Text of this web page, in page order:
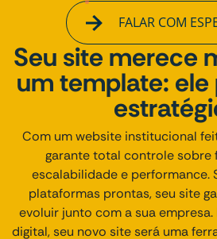
FALAR COM
Seu site merece
um template: ele
Com um website institucional
garante total controle sobre
escalabilidade e performance.
plataformas prontas, seu site
evoluir junto com a sua
digital, seu novo site será uma